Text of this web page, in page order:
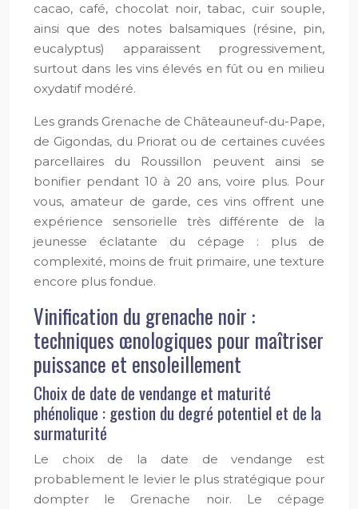
cacao, café, chocolat noir, tabac, cuir souple,
ainsi que des notes balsamiques (résine, pin,
eucalyptus) apparaissent progressivement,
surtout dans les vins élevés en fût ou en milieu
oxydatif modéré.
Les grands Grenache de Châteauneuf-du-Pape,
de Gigondas, du Priorat ou de certaines cuvées
parcellaires du Roussillon peuvent ainsi se
bonifier pendant 10 à 20 ans, voire plus. Pour
vous, amateur de garde, ces vins offrent une
expérience sensorielle très différente de la
jeunesse éclatante du cépage : plus de
complexité, moins de fruit primaire, une texture
encore plus fondue.
Vinification du grenache noir :
techniques œnologiques pour maîtriser
puissance et ensoleillement
Choix de date de vendange et maturité
phénolique : gestion du degré potentiel et de la
surmaturité
Le choix de la date de vendange est
probablement le levier le plus stratégique pour
dompter le Grenache noir. Le cépage